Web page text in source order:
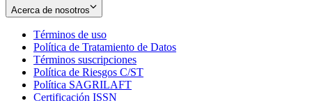
Acerca de nosotros
Términos de uso
in
new
window
Política de Tratamiento de Datos
Términos suscripciones
in
Política de Riesgos C/ST
Política SAGRILAFT
Certificación ISSN